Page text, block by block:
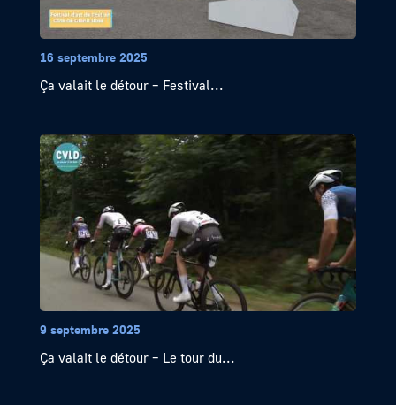
16 septembre 2025
Ça valait le détour – Festival...
9 septembre 2025
Ça valait le détour – Le tour du...